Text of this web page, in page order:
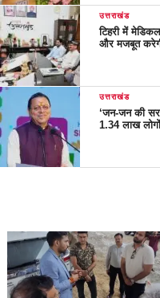
उत्तराखंड
टिहरी में
और मजबूत
उत्तराखंड
‘जन-जन की
1.34 लाख